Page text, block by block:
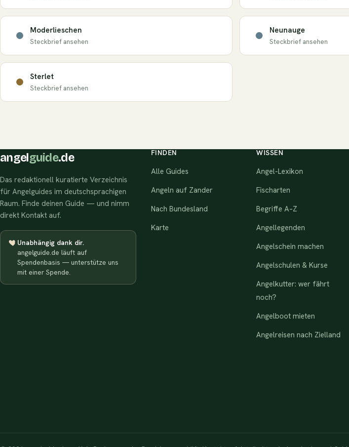
Moderlieschen
Steckbrief ansehen
Neunauge
Steckbrief ansehen
Sterlet
Steckbrief ansehen
angel guide.de
Das redaktionell kuratierte Verzeichnis
für Angelguides im deutschsprachigen
Raum. Finde deinen Guide — und nimm
direkt Kontakt auf.
Unabhängig dank dir.
angelguide.de läuft auf
Spendenbasis — unterstütze uns
mit einer Spende.
FINDEN
Alle Guides
Angeln auf Zander
Nach Bundesland
Karte
WISSEN
Angel-Lexikon
Fischarten
Begriffe A–Z
Angellegenden
Angelschein machen
Angelschulen & Kurse
Angelkutter: wer fährt
noch?
Angelboot mieten
Angelreisen nach Zielland